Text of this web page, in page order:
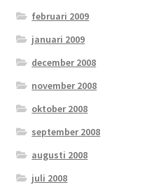
februari 2009
januari 2009
december 2008
november 2008
oktober 2008
september 2008
augusti 2008
juli 2008